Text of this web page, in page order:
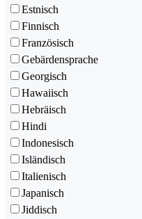
Estnisch
Finnisch
Französisch
Gebärdensprache
Georgisch
Hawaiisch
Hebräisch
Hindi
Indonesisch
Isländisch
Italienisch
Japanisch
Jiddisch